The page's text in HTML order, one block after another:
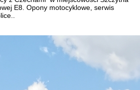
E8. Opony motocyklowe, serwis